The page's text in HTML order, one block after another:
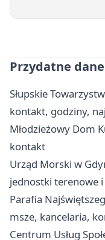
Przydatne
Słupskie
kontakt, godziny,
Młodzieżowy Dom
kontakt
Urząd Morski w
jednostki terenowe
Parafia
msze, kancelaria,
Centrum Usług